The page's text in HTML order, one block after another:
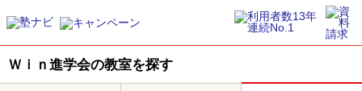
Ｗｉｎ進学会の教室を探す